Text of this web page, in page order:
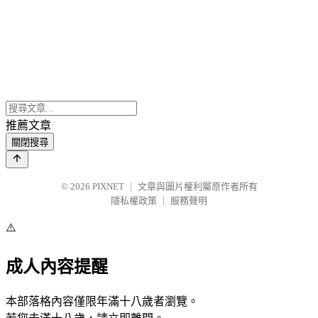
推薦文章
關閉搜尋
© 2026 PIXNET
文章與圖片權利屬原作者所有
隱私權政策
服務聲明
⚠️
成人內容提醒
本部落格內容僅限年滿十八歲者瀏覽。